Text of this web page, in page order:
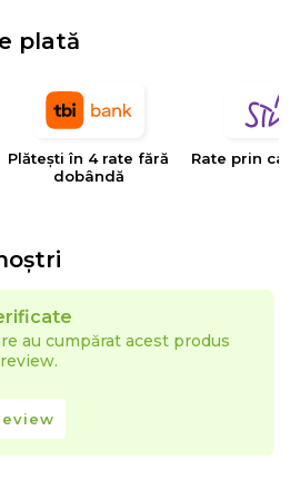
ce tine de frumos si creativ,
coboare standardele cand
unui camin. De aceea,
pe care oricine si-l permite,
dedicare articole pentru
plată
Plătești în 4 rate fără
dobândă
Rate prin
au cumpărat acest produs